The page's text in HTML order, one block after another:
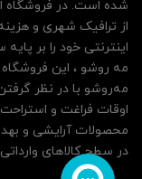
شده است. در فروشگاه
از ترافیک شهری و
مه روشو ، این فروشگاه
مه‌رو‌شو با در نظر
اوقات فراغت و استراحت
محصولات آرایشی و
در سطح کالاهای